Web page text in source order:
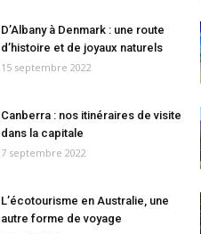
D’Albany à Denmark : une route
d’histoire et de joyaux naturels
15 septembre 2022
Canberra : nos itinéraires de visite
dans la capitale
7 septembre 2022
L’écotourisme en Australie, une
autre forme de voyage